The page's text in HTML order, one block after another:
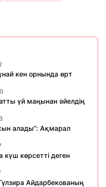
кен орнында өрт
үй маңынан әйелдің
алады”: Ақмарал
күш көрсетті деген
Айдарбекованың